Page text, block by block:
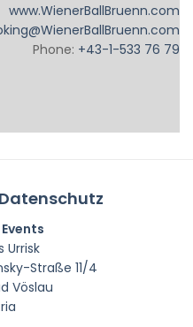
www.WienerBallBruenn.com
Phone: +43-1-533 76 79
Urrisk
Straße 11/4
Vöslau